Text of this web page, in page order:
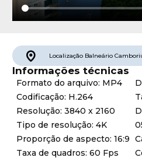
Localização Balneário
Informações técnicas
Formato do arquivo: MP4
Codificação: H.264
Resolução: 3840 x 2160
Tipo de resolução: 4K
Proporção de aspecto: 16:9
Taxa de quadros: 60 Fps